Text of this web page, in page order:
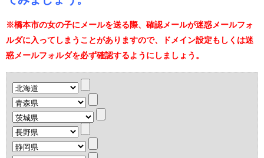
※橋本市の女の子にメールを送る際、確認メールが迷惑メールフォ
ルダに入ってしまうことがありますので、ドメイン設定もしくは迷
惑メールフォルダを必ず確認するようにしましょう。